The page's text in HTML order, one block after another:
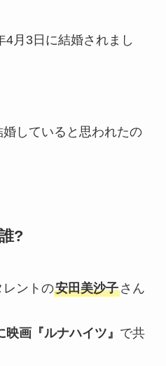
4月3日に結婚されまし
していると思われたの
?
レントの安田美沙子さん
映画『ルナハイツ』 で共